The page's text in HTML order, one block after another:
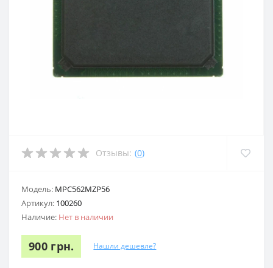
Отзывы: (0)
Модель: MPC562MZP56
Артикул: 100260
Наличие: Нет в наличии
900 грн. Нашли дешевле?